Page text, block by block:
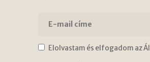
Elolvastam és elfogadom az